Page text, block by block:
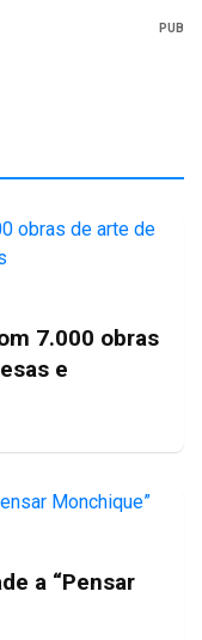
PUB
7.000 obras
e
a “Pensar